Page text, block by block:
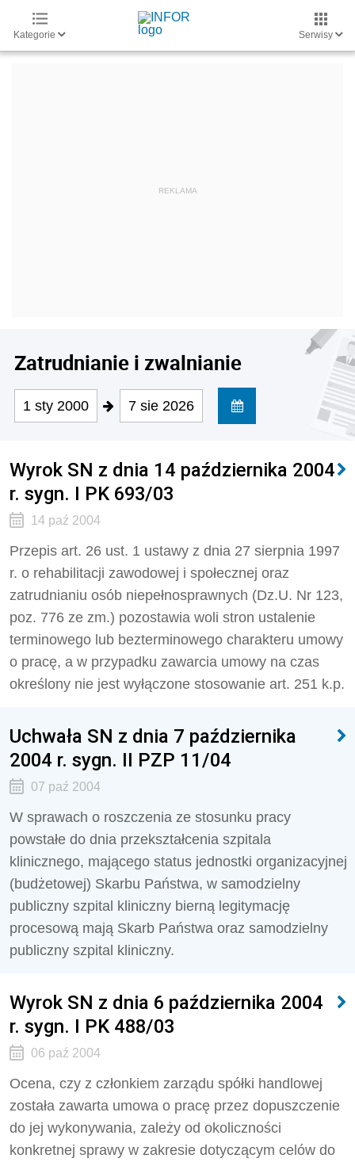
Kategorie Serwisy
Zatrudnianie i zwalnianie
1 sty 2000 7 sie 2026
Wyrok SN z dnia 14 października 2004
r. sygn. I PK 693/03
14 paź 2004
Przepis art. 26 ust. 1 ustawy z dnia 27 sierpnia 1997
r. o rehabilitacji zawodowej i społecznej oraz
zatrudnianiu osób niepełnosprawnych (Dz.U. Nr 123,
poz. 776 ze zm.) pozostawia woli stron ustalenie
terminowego lub bezterminowego charakteru umowy
o pracę, a w przypadku zawarcia umowy na czas
określony nie jest wyłączone stosowanie art. 251 k.p.
Uchwała SN z dnia 7 października
2004 r. sygn. II PZP 11/04
07 paź 2004
W sprawach o roszczenia ze stosunku pracy
powstałe do dnia przekształcenia szpitala
klinicznego, mającego status jednostki organizacyjnej
(budżetowej) Skarbu Państwa, w samodzielny
publiczny szpital kliniczny bierną legitymację
procesową mają Skarb Państwa oraz samodzielny
publiczny szpital kliniczny.
Wyrok SN z dnia 6 października 2004
r. sygn. I PK 488/03
06 paź 2004
Ocena, czy z członkiem zarządu spółki handlowej
została zawarta umowa o pracę przez dopuszczenie
do jej wykonywania, zależy od okoliczności
konkretnej sprawy w zakresie dotyczącym celów do